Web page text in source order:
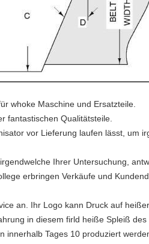
whoke Maschine und Ersatzteile.
fantastischen Qualitätsteile.
vor Lieferung laufen lässt, um
Ihrer Untersuchung,
erbringen Verkäufe und
an. Ihr Logo kann Druck auf
in diesem firld heiße Spleiß
innerhalb Tages 10 produziert